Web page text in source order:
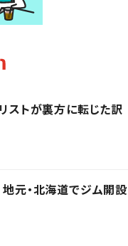
ストが裏方に転じた訳
元・北海道でジム開設